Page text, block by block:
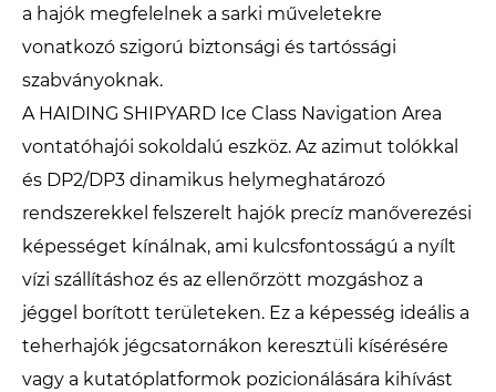
a hajók megfelelnek a sarki műveletekre
vonatkozó szigorú biztonsági és tartóssági
szabványoknak.
A HAIDING SHIPYARD Ice Class Navigation Area
vontatóhajói sokoldalú eszköz. Az azimut tolókkal
és DP2/DP3 dinamikus helymeghatározó
rendszerekkel felszerelt hajók precíz manőverezési
képességet kínálnak, ami kulcsfontosságú a nyílt
vízi szállításhoz és az ellenőrzött mozgáshoz a
jéggel borított területeken. Ez a képesség ideális a
teherhajók jégcsatornákon keresztüli kísérésére
vagy a kutatóplatformok pozicionálására kihívást